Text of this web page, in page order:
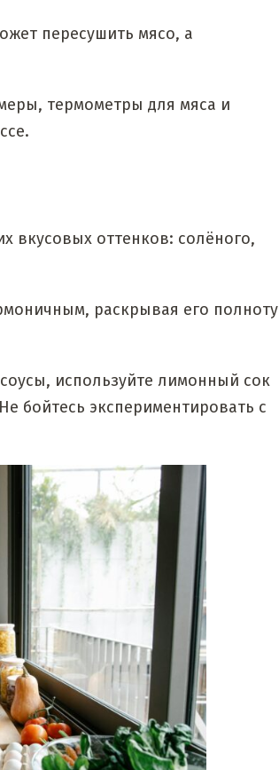
пересушить мясо, а
термометры для мяса и
вкусовых оттенков: солёного,
раскрывая его полноту
используйте лимонный сок
бойтесь экспериментировать с